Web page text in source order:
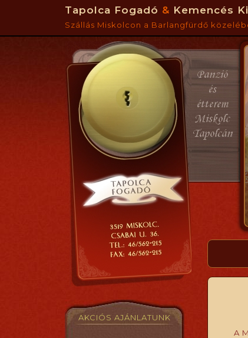
Tapolca Fogadó & Kemencés
Szállás Miskolcon a Barlangfürdő
AKCIÓS AJÁNLATUNK
A